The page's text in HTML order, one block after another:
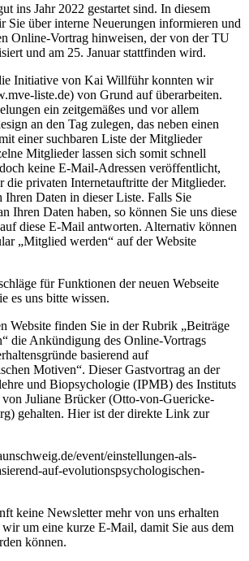
ins Jahr 2022 gestartet sind. In diesem
Sie über interne Neuerungen informieren und
Online-Vortrag hinweisen, der von der TU
und am 25. Januar stattfinden wird.
Initiative von Kai Willführ konnten wir
liste.de) von Grund auf überarbeiten.
ein zeitgemäßes und vor allem
an den Tag zulegen, das neben einen
einer suchbaren Liste der Mitglieder
Mitglieder lassen sich somit schnell
keine E-Mail-Adressen veröffentlicht,
die privaten Internetauftritte der Mitglieder.
Ihren Daten in dieser Liste. Falls Sie
Ihren Daten haben, so können Sie uns diese
diese E-Mail antworten. Alternativ können
„Mitglied werden“ auf der Website
für Funktionen der neuen Webseite
es uns bitte wissen.
Website finden Sie in der Rubrik „Beiträge
die Ankündigung des Online-Vortrags
basierend auf
Motiven“. Dieser Gastvortrag an der
und Biopsychologie (IPMB) des Instituts
Juliane Brücker (Otto-von-Guericke-
gehalten. Hier ist der direkte Link zur
event/einstellungen-als-
auf-evolutionspsychologischen-
keine Newsletter mehr von uns erhalten
um eine kurze E-Mail, damit Sie aus dem
können.